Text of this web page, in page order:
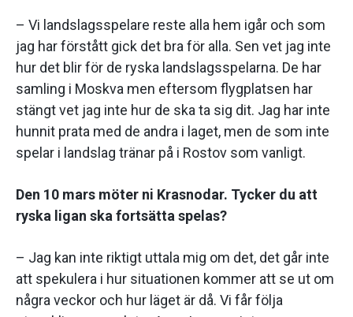
– Vi landslagsspelare reste alla hem igår och som
jag har förstått gick det bra för alla. Sen vet jag inte
hur det blir för de ryska landslagsspelarna. De har
samling i Moskva men eftersom flygplatsen har
stängt vet jag inte hur de ska ta sig dit. Jag har inte
hunnit prata med de andra i laget, men de som inte
spelar i landslag tränar på i Rostov som vanligt.
Den 10 mars möter ni Krasnodar. Tycker du att
ryska ligan ska fortsätta spelas?
– Jag kan inte riktigt uttala mig om det, det går inte
att spekulera i hur situationen kommer att se ut om
några veckor och hur läget är då. Vi får följa